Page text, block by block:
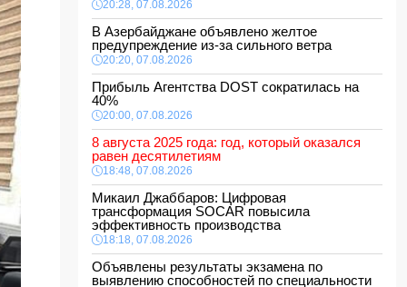
20:28, 07.08.2026
В Азербайджане объявлено желтое
предупреждение из-за сильного ветра
20:20, 07.08.2026
Прибыль Агентства DOST сократилась на
40%
20:00, 07.08.2026
8 августа 2025 года: год, который оказался
равен десятилетиям
18:48, 07.08.2026
Микаил Джаббаров: Цифровая
трансформация SOCAR повысила
эффективность производства
18:18, 07.08.2026
Объявлены результаты экзамена по
выявлению способностей по специальности